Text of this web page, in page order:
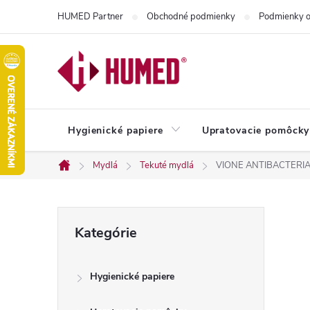
obsah
HUMED Partner Obchodné podmienky Podmienky
Hygienické papiere Upratovacie pomôcky
Domov
Mydlá Tekuté mydlá VIONE
kategórie
Kategórie
Hygienické papiere